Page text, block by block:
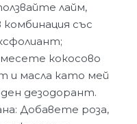
лайм,
със
кокосово
и масла като мей
дезодорант.
Добавете роза,